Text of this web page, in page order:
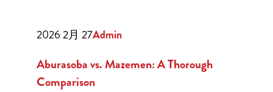
2026 2月 27Admin
Aburasoba vs. Mazemen: A Thorough
Comparison